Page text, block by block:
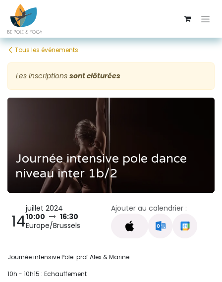
Se rendre au contenu
Tous les événements
Les inscriptions sont clôturées
Journée intensive pole dance
niveau inter 1b/2
14
juillet 2024
10:00
16:30
Europe/Brussels
Ajouter au calendrier :
Journée intensive Pole: prof Alex & Marine
10h - 10h15 : Echauffement